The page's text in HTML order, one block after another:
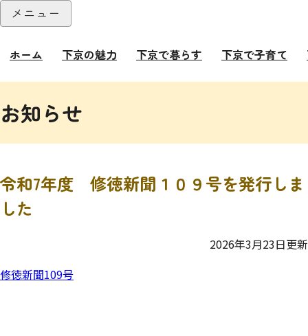
本文へ
メニュー
ホーム 下京の魅力 下京で暮らす 下京で子育て
お知らせ
令和7年度 修徳新聞１０９号を発行しま
した
2026年3月23日更新
修徳新聞109号